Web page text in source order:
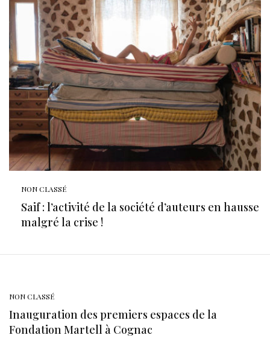
NON CLASSÉ
Saif : l’activité de la société d’auteurs en hausse
malgré la crise !
NON CLASSÉ
Inauguration des premiers espaces de la
Fondation Martell à Cognac